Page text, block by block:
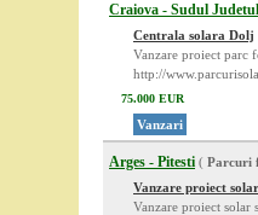
Craiova - Sudul
Centrala solara Dolj
Vanzare proiect parc
http://
75.000 EUR
Vanzari
Arges - Pitesti ( Parcuri
Vanzare proiect
Vanzare proiect solar